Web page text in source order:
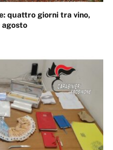
quattro giorni tra vino,
agosto